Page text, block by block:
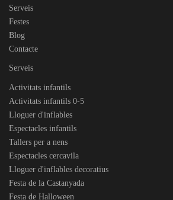
Serveis
Festes
Blog
Contacte
Serveis
Activitats infantils
Activitats infantils 0-5
Lloguer d'inflables
Espectacles infantils
Tallers per a nens
Espectacles cercavila
Lloguer d'inflables decoratius
Festa de la Castanyada
Festa de Halloween